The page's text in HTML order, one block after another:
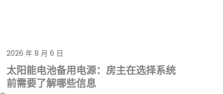
2026 年 8 月 6 日
太阳能电池备用电源：房主在选择系统
前需要了解哪些信息